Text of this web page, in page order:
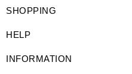
SHOPPING
HELP
INFORMATION